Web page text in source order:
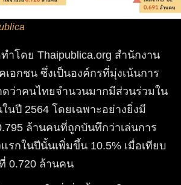
ำโดย Thaipublica.org สำนักงาน
เอกชน ซึ่งเป็นองค์กรที่มุ่งเน้นการ
ว่าคนไทยจำนวนมากมีส่วนร่วมใน
นปี 2564 โดยเฉพาะอย่างยิ่งมี
ล้านคนที่ถูกบันทึกว่าเล่นการ
รกในปีนั้นเพิ่มขึ้น 10.5% เมื่อเทียบ
0.720 ล้านคน